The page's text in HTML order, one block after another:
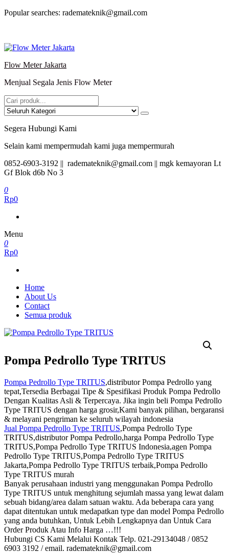
Lompat
Popular searches: rademateknik@gmail.com
Flow Meter Jakarta
Menjual Segala Jenis Flow Meter
Segera Hubungi Kami
Selain kami mempermudah kami juga mempermurah
0852-6903-3192 || rademateknik@gmail.com || mgk kemayoran Lt
Gf Blok d6b No 3
0
Rp0
Menu
0
Rp0
Home
About Us
Contact
Semua produk
Pompa Pedrollo Type TRITUS
Pompa Pedrollo Type TRITUS,distributor Pompa Pedrollo yang
tepat,Tersedia Berbagai Tipe & Spesifikasi Produk Pompa Pedrollo
Dengan Kualitas Asli & Terpercaya. Jika ingin beli Pompa Pedrollo
Type TRITUS dengan harga grosir,Kami banyak pilihan, bergaransi
& melayani pengriman ke seluruh wilayah indonesia
Jual Pompa Pedrollo Type TRITUS,Pompa Pedrollo Type
TRITUS,distributor Pompa Pedrollo,harga Pompa Pedrollo Type
TRITUS,Pompa Pedrollo Type TRITUS Indonesia,agen Pompa
Pedrollo Type TRITUS,Pompa Pedrollo Type TRITUS
Jakarta,Pompa Pedrollo Type TRITUS terbaik,Pompa Pedrollo
Type TRITUS murah
Banyak perusahaan industri yang menggunakan Pompa Pedrollo
Type TRITUS untuk menghitung sejumlah massa yang lewat dalam
sebuah bidang/area dalam satuan waktu. Ada beberapa cara yang
dapat ditentukan untuk medapatkan type dan model Pompa Pedrollo
yang anda butuhkan, Untuk Lebih Lengkapnya dan Untuk Cara
Order Produk Atau Info Harga …!!!
Hubungi CS Kami Melalui Kontak Telp. 021-29134048 / 0852
6903 3192 / email. rademateknik@gmail.com